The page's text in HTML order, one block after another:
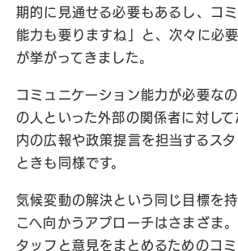
期的に見通せる必要もあるし、コ
能力も要りますね」と、次々に必
が挙がってきました。
コミュニケーション能力が必要な
の人といった外部の関係者に対し
内の広報や政策提言を担当するス
ときも同様です。
気候変動の解決という同じ目標を
こへ向かうアプローチはさまざま
タッフと意見をまとめるためのコ